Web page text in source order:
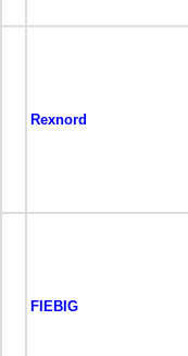
Rexnord
FIEBIG